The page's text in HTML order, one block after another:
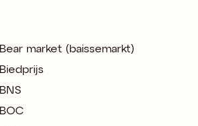
Bear market (baissemarkt)
Biedprijs
BNS
BOC